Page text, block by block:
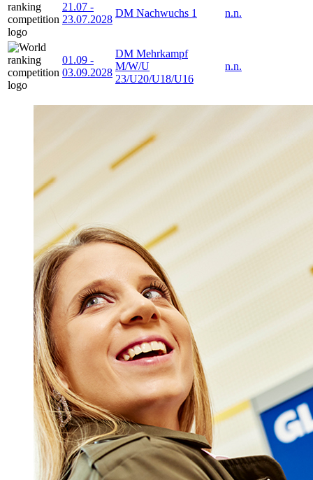
21.07 -
23.07.2028
DM Nachwuchs 1 n.n.
01.09 -
03.09.2028
DM Mehrkampf
M/W/U
23/U20/U18/U16
n.n.